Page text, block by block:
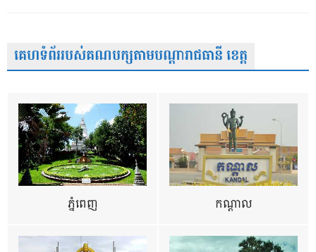
គេហទំព័ររបស់គណបក្សតាមបណ្តារាជធានី ខេត្ត
ភ្នំពេញ កណ្តាល